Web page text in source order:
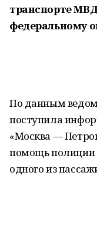
транспорте
федеральному
По данным
поступила
«Москва —
помощь полиции
одного из